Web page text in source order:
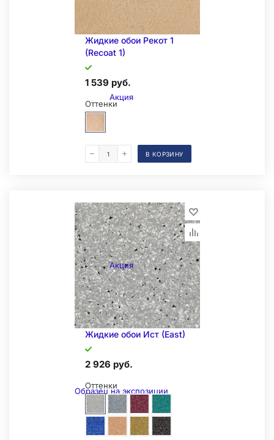
Акция
Образец на экспозиции
Жидкие обои Рекот 1
(Recoat 1)
1 539 руб.
Оттенки
В КОРЗИНУ
Акция
Образец на экспозиции
Жидкие обои Иcт (East)
2 926 руб.
Оттенки